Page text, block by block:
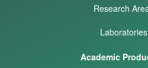
Research
Laboratories
Academic